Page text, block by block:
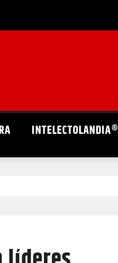
INTELECTOLANDIA®